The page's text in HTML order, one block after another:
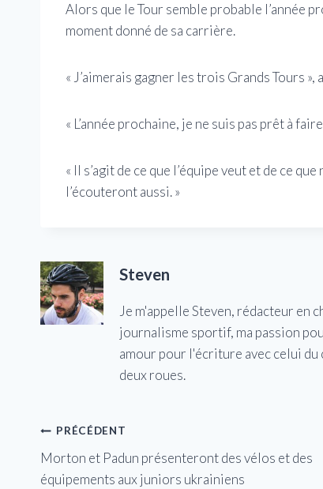
Alors que le Tour semble probable l’année
moment donné de sa carrière.
« J’aimerais gagner les trois Grands Tours
« L’année prochaine, je ne suis pas prêt à
« Il s’agit de ce que l’équipe veut et de ce
l’écouteront aussi. »
Steven
Je m'appelle Steven, rédacteur en
journalisme sportif, ma passion
amour pour l'écriture avec celui
deux roues.
Navigation
de
PRÉCÉDENT
Morton et Padun présenteront des vélos et des
équipements aux juniors ukrainiens